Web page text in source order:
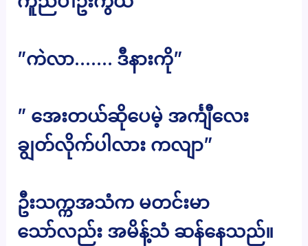
”ကဲလာ……. ဒီနားကို”
” အေးတယ်ဆိုပေမဲ့ အင်္ကျီလေး
ချွတ်လိုက်ပါလား ကလျာ”
ဦးသက္ကအသံက မတင်းမာ
သော်လည်း အမိန့်သံ ဆန်နေသည်။